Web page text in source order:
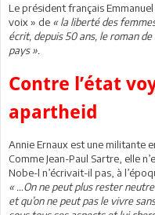
Le président français
voix » de « la liberté des
écrit, depuis 50 ans, le roman
pays ».
Contre l’état
apartheid
Annie Ernaux est une militante
Comme Jean-Paul Sartre, elle
Nobe-l n’écrivait-il pas, à
« …On ne peut plus rester
et qu’on ne peut pas le vivre